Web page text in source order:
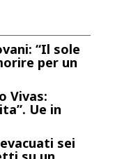
“Il sole
per un
Vivas:
Ue in
sei